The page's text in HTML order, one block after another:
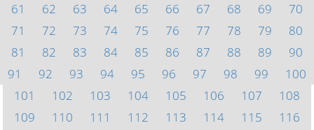
61
62 63 64 65 66 67 68 69
70
71
72 73 74 75 76 77 78 79
80
81
82 83 84 85 86 87 88 89
90
91
92 93 94 95 96 97 98 99
100
101
102 103 104 105 106 107
108
109
110 111 112 113 114 115
116